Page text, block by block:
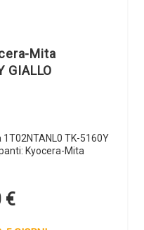
Mita
GIALLO
TK-5160Y
Kyocera-Mita
€